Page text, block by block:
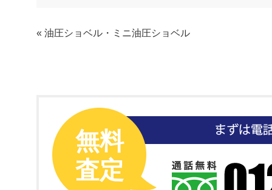
« 油圧ショベル・ミニ油圧ショベル
無料
査定